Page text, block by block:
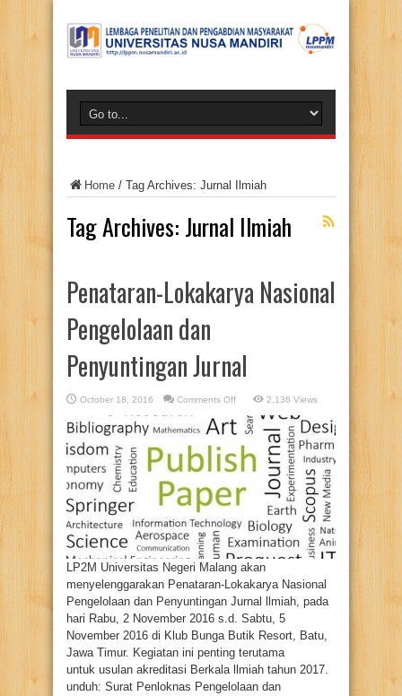
Home / Tag Archives: Jurnal Ilmiah
Tag Archives: Jurnal Ilmiah
Penataran-Lokakarya Nasional
Pengelolaan dan
Penyuntingan Jurnal
October 18, 2016 Comments Offon
Lokakarya
Nasional
Pengelolaan
dan
Penyuntingan
Jurnal
2,136 Views
LP2M Universitas Negeri Malang akan
menyelenggarakan Penataran-Lokakarya Nasional
Pengelolaan dan Penyuntingan Jurnal llmiah, pada
hari Rabu, 2 November 2016 s.d. Sabtu, 5
November 2016 di Klub Bunga Butik Resort, Batu,
Jawa Timur. Kegiatan ini penting terutama
untuk usulan akreditasi Berkala llmiah tahun 2017.
unduh: Surat Penloknas Pengelolaan dan